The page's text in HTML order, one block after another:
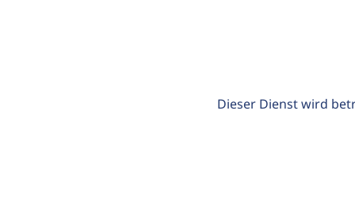
Dieser Dienst wird